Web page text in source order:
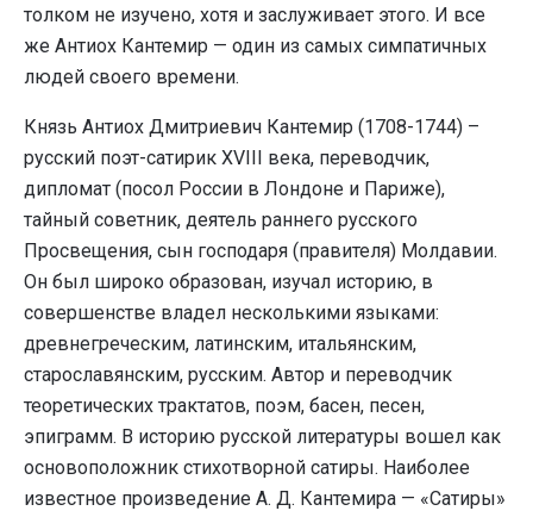
толком не изучено, хотя и заслуживает этого. И все
же Антиох Кантемир — один из самых симпатичных
людей своего времени.
Князь Антиох Дмитриевич Кантемир (1708-1744) –
русский поэт-сатирик XVIII века, переводчик,
дипломат (посол России в Лондоне и Париже),
тайный советник, деятель раннего русского
Просвещения, сын господаря (правителя) Молдавии.
Он был широко образован, изучал историю, в
совершенстве владел несколькими языками:
древнегреческим, латинским, итальянским,
старославянским, русским. Автор и переводчик
теоретических трактатов, поэм, басен, песен,
эпиграмм. В историю русской литературы вошел как
основоположник стихотворной сатиры. Наиболее
известное произведение А. Д. Кантемира — «Сатиры»